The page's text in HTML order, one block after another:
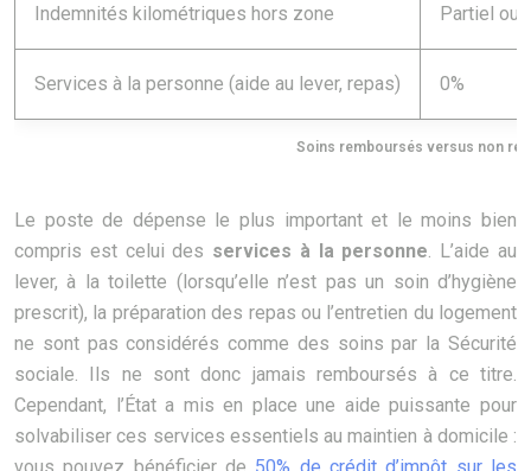
Soins remboursés versus non
Indemnités kilométriques hors zone Partiel ou
Services à la personne (aide au lever, repas) 0%
Le poste de dépense le plus important et le moins bien
compris est celui des services à la personne . L’aide au
lever, à la toilette (lorsqu’elle n’est pas un soin d’hygiène
prescrit), la préparation des repas ou l’entretien du logement
ne sont pas considérés comme des soins par la Sécurité
sociale. Ils ne sont donc jamais remboursés à ce titre.
Cependant, l’État a mis en place une aide puissante pour
solvabiliser ces services essentiels au maintien à domicile :
vous pouvez bénéficier de 50% de crédit d’impôt sur les